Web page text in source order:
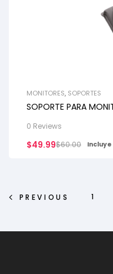
MONITORES, SOPORTES
SOPORTE PARA
0 Reviews
$60.00
$49.99 Incluye
PREVIOUS 1